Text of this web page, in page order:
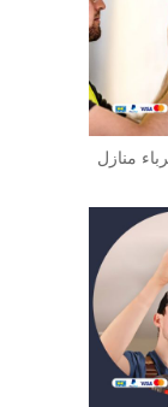
66409555 فني كهرباء منازل